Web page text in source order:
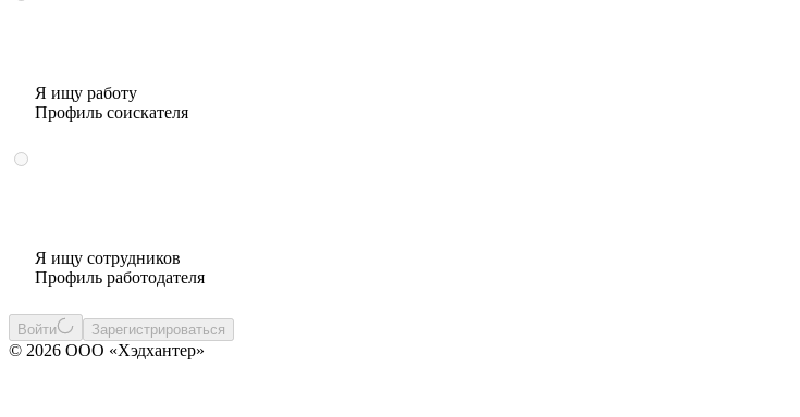
Я ищу работу
Профиль соискателя
Я ищу сотрудников
Профиль работодателя
Войти Зарегистрироваться
© 2026 ООО «Хэдхантер»